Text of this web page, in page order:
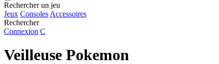
Rechercher un jeu
Jeux Consoles Accessoires
Rechercher
Connexion C
Veilleuse Pokemon